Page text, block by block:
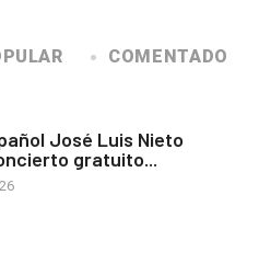
COMENTADO
José Luis Nieto
gratuito...